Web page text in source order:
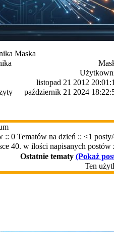
Maska
listopad 21 2012
październik 21 2024
:: 0 Tematów na dzień :: <1
40. w ilości napisanych
Ostatnie tematy (Pokaż
Ten